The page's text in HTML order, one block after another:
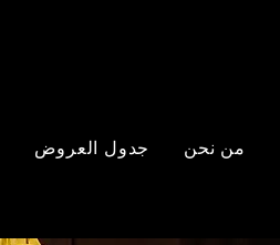
من نحن جدول العروض